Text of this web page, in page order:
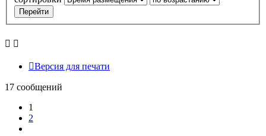
Версия для печати
17 сообщений
1
2